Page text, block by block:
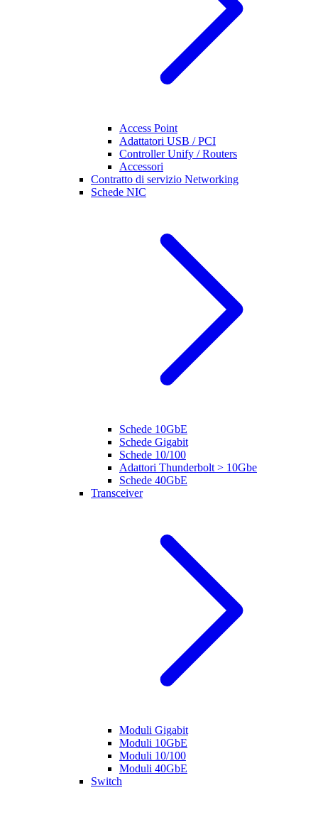
Access Point
Adattatori USB / PCI
Controller Unify / Routers
Accessori
Contratto di servizio Networking
Schede NIC
Schede 10GbE
Schede Gigabit
Schede 10/100
Adattori Thunderbolt > 10Gbe
Schede 40GbE
Transceiver
Moduli Gigabit
Moduli 10GbE
Moduli 10/100
Moduli 40GbE
Switch